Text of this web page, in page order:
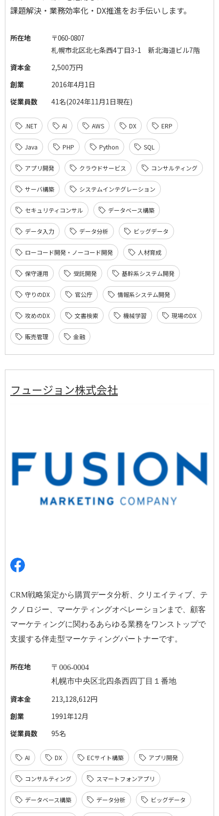
課題解決・業務効率化・ DX推進をお手伝いします。
所在地 〒060-0807
札幌市北区北七条西4丁目3-1 新北海道ビル7階
資本金
2,500万円
創業
2016年4月1日
従業員数
41名(2024年11月1日現在)
.NET AI AWS DX ERP
Java PHP Python SQL
アプリ開発 クラウドサービス コンサルティング
サーバ構築 システムインテグレーション
セキュリティコンサル データベース構築
データ入力 データ分析 ビッグデータ
ローコード開発・ノーコード開発 人材育成
保守運用 受託開発 基幹系システム開発
守りのDX 官公庁 情報系システム開発
攻めのDX 文書検索 機械学習 現場のDX
販売管理 金融
フュージョン株式会社
CRM戦略策定から購買データ分析、クリエイティブ、テ
クノロジー、マーケティングオペレーションまで、顧客
マーケティングに関わるあらゆる業務をワンストップで
支援する伴走型マーケティングパートナーです。
所在地 〒 006-0004
札幌市中央区北四条西四丁目１番地
資本金
213,128,612円
創業
1991年12月
従業員数
95名
AI DX ECサイト構築 アプリ開発
コンサルティング スマートフォンアプリ
データベース構築 データ分析 ビッグデータ